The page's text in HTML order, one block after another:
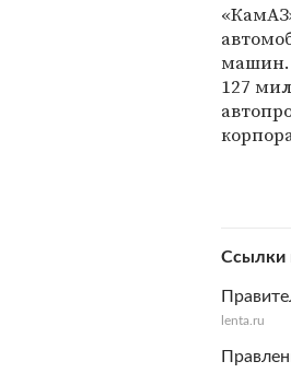
машин.
127
Ссылки
lenta.ru